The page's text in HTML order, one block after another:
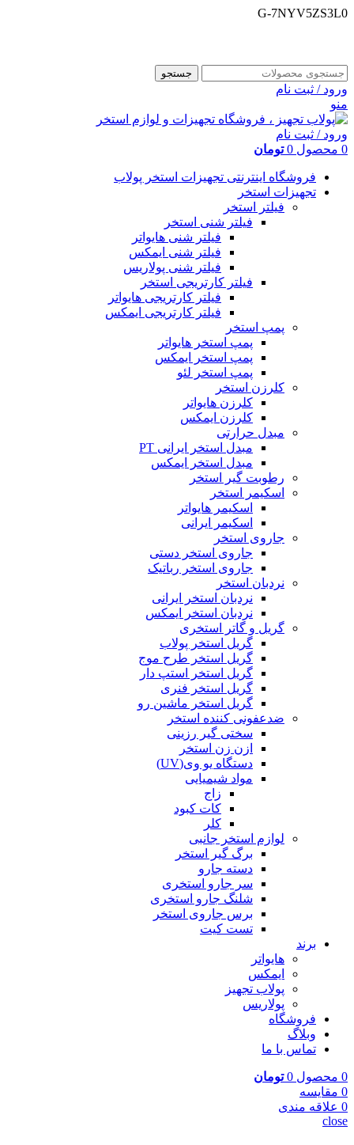
G-7NYV5ZS3L0
جستجو
ورود / ثبت نام
منو
ورود / ثبت نام
0 محصول 0 تومان
فروشگاه اینترنتی تجهیزات استخر پولاب
تجهیزات استخر
فیلتر استخر
فیلتر شنی استخر
فیلتر شنی هایواتر
فیلتر شنی ایمکس
فیلتر شنی پولاریس
فیلتر کارتریجی استخر
فیلتر کارتریجی هایواتر
فیلتر کارتریجی ایمکس
پمپ استخر
پمپ استخر هایواتر
پمپ استخر ایمکس
پمپ استخر لئو
کلرزن استخر
کلرزن هایواتر
کلرزن ایمکس
مبدل حرارتی
مبدل استخر ایرانی PT
مبدل استخر ایمکس
رطوبت گیر استخر
اسکیمر استخر
اسکیمر هایواتر
اسکیمر ایرانی
جاروی استخر
جاروی استخر دستی
جاروی استخر رباتیک
نردبان استخر
نردبان استخر ایرانی
نردبان استخر ایمکس
گریل و گاتر استخری
گریل استخر پولاب
گریل استخر طرح موج
گریل استخر استپ دار
گریل استخر فنری
گریل استخر ماشین رو
ضدعفونی کننده استخر
سختی گیر رزینی
ازن زن استخر
دستگاه یو وی(UV)
مواد شیمیایی
زاج
کات کبود
کلر
لوازم استخر جانبی
برگ گیر استخر
دسته جارو
سر جارو استخری
شلنگ جارو استخری
برس جاروی استخر
تست کیت
برند
هایواتر
ایمکس
پولاب تجهیز
پولاریس
فروشگاه
وبلاگ
تماس با ما
0 محصول 0 تومان
0 مقایسه
0 علاقه مندی
close